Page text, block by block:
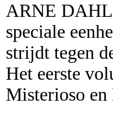
ARNE DAHL
speciale
strijdt tegen
Het eerste
Misterioso